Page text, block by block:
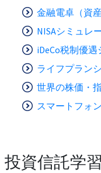
金融電卓（資
NISAシミュレ
iDeCo税制優
ライフプラン
世界の株価・
スマートフォ
投資信託学